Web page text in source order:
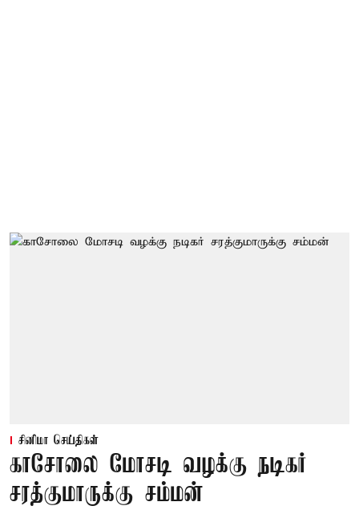
சினிமா செய்திகள்
காசோலை மோசடி வழக்கு நடிகர்
சரத்குமாருக்கு சம்மன்